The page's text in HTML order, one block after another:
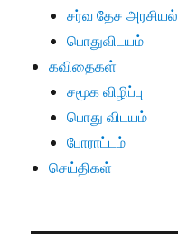
சர்வ தேச அரசியல்
பொதுவிடயம்
கவிதைகள்
சமூக விழிப்பு
பொது விடயம்
போராட்டம்
செய்திகள்